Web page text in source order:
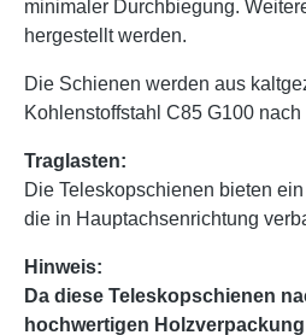
minimaler Durchbiegung.
hergestellt werden.
Die Schienen werden aus
Kohlenstoffstahl C85 G100 nach
Traglasten:
Die Teleskopschienen bieten
die in Hauptachsenrichtung
Hinweis:
Da diese Teleskopschienen
hochwertigen